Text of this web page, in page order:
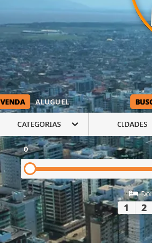
VENDA ALUGUEL
CATEGORIAS CIDADES
0
1 2